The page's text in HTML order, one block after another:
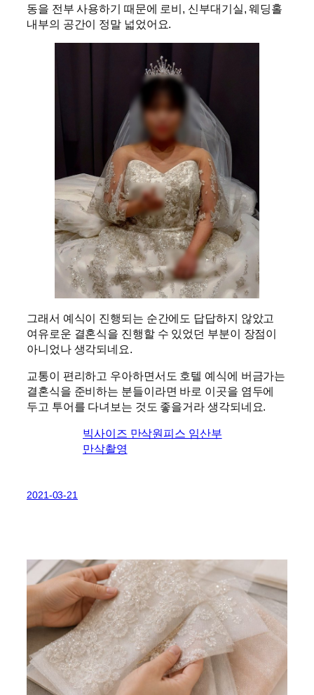
동을 전부 사용하기 때문에 로비, 신부대기실, 웨딩홀
내부의 공간이 정말 넓었어요.
그래서 예식이 진행되는 순간에도 답답하지 않았고
여유로운 결혼식을 진행할 수 있었던 부분이 장점이
아니었나 생각되네요.
교통이 편리하고 우아하면서도 호텔 예식에 버금가는
결혼식을 준비하는 분들이라면 바로 이곳을 염두에
두고 투어를 다녀보는 것도 좋을거라 생각되네요.
빅사이즈 만삭원피스 임산부
만삭촬영
2021-03-21